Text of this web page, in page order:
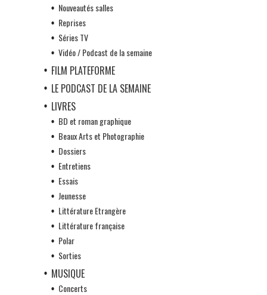
Nouveautés salles
Reprises
Séries TV
Vidéo / Podcast de la semaine
FILM PLATEFORME
LE PODCAST DE LA SEMAINE
LIVRES
BD et roman graphique
Beaux Arts et Photographie
Dossiers
Entretiens
Essais
Jeunesse
Littérature Etrangère
Littérature française
Polar
Sorties
MUSIQUE
Concerts